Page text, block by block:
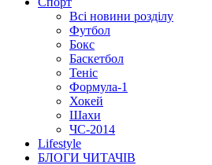
Всі новини розділу
Футбол
Бокс
Баскетбол
Теніс
Формула-1
Хокей
Шахи
ЧС-2014
Lifestyle
БЛОГИ ЧИТАЧІВ